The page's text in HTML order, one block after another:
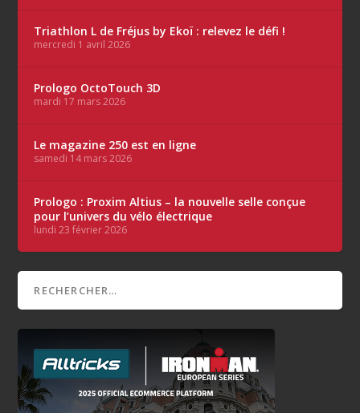
Triathlon L de Fréjus by Ekoï : relevez le défi !
mercredi 1 avril 2026
Prologo OctoTouch 3D
mardi 17 mars 2026
Le magazine 250 est en ligne
samedi 14 mars 2026
Prologo : Proxim Altius – la nouvelle selle conçue
pour l’univers du vélo électrique
lundi 23 février 2026